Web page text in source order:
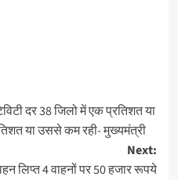
दर 38 जिलो में एक प्रतिशत या
या उससे कम रही- मुख्यमंत्री
Next:
लिप्त 4 वाहनों पर 50 हजार रूपये